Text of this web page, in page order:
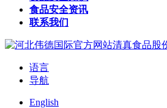
食品安全资讯
联系我们
语言
导航
English